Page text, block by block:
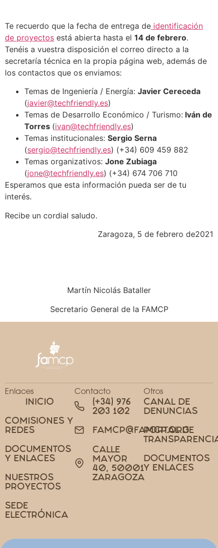
Te recuerdo que la fecha de entrega de identificación
de proyectos está abierta hasta el 14 de febrero.
Tenéis a vuestra disposición el correo directo a la
secretaría técnica en la propia página web, además de
los contactos que os enviamos:
Temas de Ingeniería / Energía: Javier Cereceda
(javier@techfriendly.es)
Temas de Desarrollo Económico / Turismo: Iván de
Torres (ivan@techfriendly.es)
Temas institucionales: Sergio Serna
(sergio@techfriendly.es) (+34) 609 459 882
Temas organizativos: Jone Zubiaga
(jone@techfriendly.es) (+34) 674 706 710
Esperamos que esta información pueda ser de tu
interés.
Recibe un cordial saludo.
Zaragoza, 5 de febrero de2021
Martín Nicolás Bataller
Secretario General de la FAMCP
Enlaces
INICIO
COMISIONES Y
REDES
DOCUMENTOS
Y ENLACES
NUESTROS
PROYECTOS
SEDE
ELECTRÓNICA
Contacto
(+34) 976
203 102
FAMCP@FAMCP.ORG
CALLE
MAYOR
40, 50001
ZARAGOZA
Otros
CANAL DE
DENUNCIAS
PORTAL DE
DOCUMENTOS
Y ENLACES